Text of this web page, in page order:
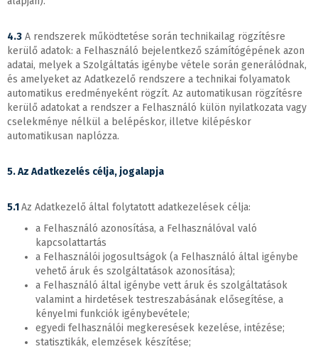
4.3 A rendszerek működtetése során technikailag rögzítésre
kerülő adatok: a Felhasználó bejelentkező számítógépének azon
adatai, melyek a Szolgáltatás igénybe vétele során generálódnak,
és amelyeket az Adatkezelő rendszere a technikai folyamatok
automatikus eredményeként rögzít. Az automatikusan rögzítésre
kerülő adatokat a rendszer a Felhasználó külön nyilatkozata vagy
cselekménye nélkül a belépéskor, illetve kilépéskor
automatikusan naplózza.
5. Az Adatkezelés célja, jogalapja
5.1Az Adatkezelő által folytatott adatkezelések célja:
a Felhasználó azonosítása, a Felhasználóval való
kapcsolattartás
a Felhasználói jogosultságok (a Felhasználó által igénybe
vehető áruk és szolgáltatások azonosítása);
a Felhasználó által igénybe vett áruk és szolgáltatások
valamint a hirdetések testreszabásának elősegítése, a
kényelmi funkciók igénybevétele;
egyedi felhasználói megkeresések kezelése, intézése;
statisztikák, elemzések készítése;